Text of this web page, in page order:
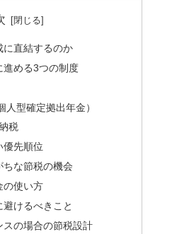
に直結するのか
進める3つの制度
型確定拠出年金）
税
優先順位
な節税の機会
の使い方
けるべきこと
スの場合の節税設計